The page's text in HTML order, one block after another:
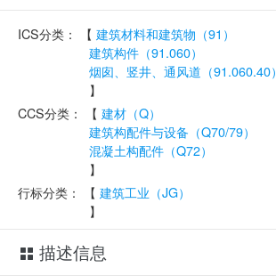
ICS分类： 【 建筑材料和建筑物（91）
建筑构件（91.060）
烟囱、竖井、通风道（91.060.40）
】
CCS分类：
【 建材（Q）
建筑构配件与设备（Q70/79）
混凝土构配件（Q72）
】
行标分类：
【 建筑工业（JG）
】
描述信息